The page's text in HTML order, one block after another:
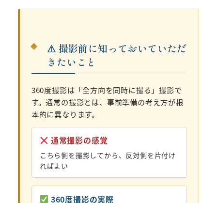
⚠ 撮影前に知っておいていただ
きたいこと
360度撮影は「全方向を同時に撮る」撮影で
す。通常の撮影とは、事前準備の考え方が根
本的に異なります。
通常撮影の感覚
こちら側を撮影してから、反対側を片付け
ればよい
360度撮影の実際